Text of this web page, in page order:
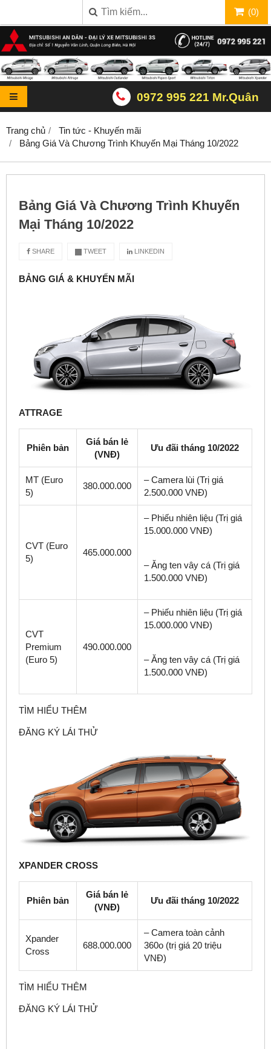
(0)
0972 995 221 Mr.Quân
Trang chủ
Tin tức - Khuyến mãi
Bảng Giá Và Chương Trình Khuyến Mại Tháng 10/2022
Bảng Giá Và Chương Trình Khuyến
Mại Tháng 10/2022
SHARE TWEET LINKEDIN
BẢNG GIÁ & KHUYẾN MÃI
ATTRAGE
Phiên bản
Giá bán lẻ
(VNĐ)
Ưu đãi tháng 10/2022
MT (Euro
5)
380.000.000
– Camera lùi (Trị giá
2.500.000 VNĐ)
CVT (Euro
5)
465.000.000
– Phiếu nhiên liệu (Trị giá
15.000.000 VNĐ)
– Ăng ten vây cá (Trị giá
1.500.000 VNĐ)
CVT
Premium
(Euro 5)
490.000.000
– Phiếu nhiên liệu (Trị giá
15.000.000 VNĐ)
– Ăng ten vây cá (Trị giá
1.500.000 VNĐ)
TÌM HIỂU THÊM
ĐĂNG KÝ LÁI THỬ
XPANDER CROSS
Phiên bản
Giá bán lẻ
(VNĐ)
Ưu đãi tháng 10/2022
Xpander
Cross
688.000.000
– Camera toàn cảnh
360o (trị giá 20 triệu
VNĐ)
TÌM HIỂU THÊM
ĐĂNG KÝ LÁI THỬ